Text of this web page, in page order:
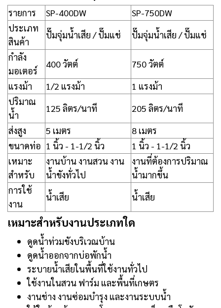
รายการ SP-400DW
SP-750DW
ประเภท
สินค้า
ปั๊มจุ่มน้ำเสีย / ปั๊มแช่
ปั๊มจุ่มน้ำเสีย / ปั๊มแช่
กำลัง
มอเตอร์
400 วัตต์
750 วัตต์
แรงม้า
1/2 แรงม้า
1 แรงม้า
ปริมาณ
น้ำ
125 ลิตร/นาที
205 ลิตร/นาที
ส่งสูง
5 เมตร
8 เมตร
ขนาดท่อ 1 นิ้ว - 1-1/2 นิ้ว
1 นิ้ว - 1-1/2 นิ้ว
เหมาะ
สำหรับ
งานบ้าน งานสวน งาน
น้ำขังทั่วไป
งานที่ต้องการปริมาณ
น้ำมากขึ้น
การใช้
งาน
น้ำเสีย น้ำเสีย
เหมาะสำหรับงานประเภทใด
ดูดน้ำท่วมขังบริเวณบ้าน
ดูดน้ำออกจากบ่อพักน้ำ
ระบายน้ำเสียในพื้นที่ใช้งานทั่วไป
ใช้งานในสวน ฟาร์ม และพื้นที่เกษตร
งานช่าง งานซ่อมบำรุง และงานระบบน้ำ